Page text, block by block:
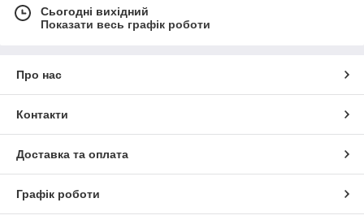
Сьогодні вихідний
Показати весь графік роботи
Про нас
Контакти
Доставка та оплата
Графік роботи